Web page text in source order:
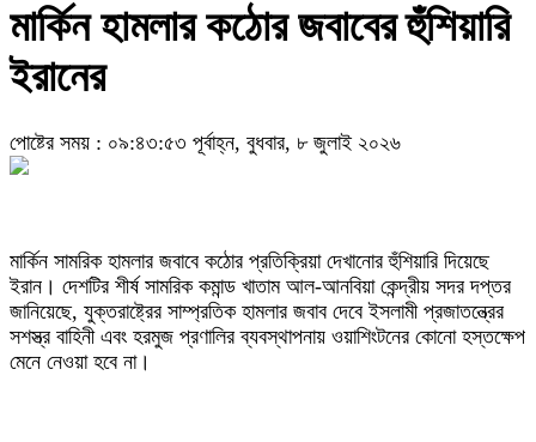
মার্কিন হামলার কঠোর জবাবের হুঁশিয়ারি
ইরানের
পোষ্টের সময় : ০৯:৪৩:৫৩ পূর্বাহ্ন, বুধবার, ৮ জুলাই ২০২৬
মার্কিন সামরিক হামলার জবাবে কঠোর প্রতিক্রিয়া দেখানোর হুঁশিয়ারি দিয়েছে
ইরান। দেশটির শীর্ষ সামরিক কমান্ড খাতাম আল-আনবিয়া কেন্দ্রীয় সদর দপ্তর
জানিয়েছে, যুক্তরাষ্ট্রের সাম্প্রতিক হামলার জবাব দেবে ইসলামী প্রজাতন্ত্রের
সশস্ত্র বাহিনী এবং হরমুজ প্রণালির ব্যবস্থাপনায় ওয়াশিংটনের কোনো হস্তক্ষেপ
মেনে নেওয়া হবে না।